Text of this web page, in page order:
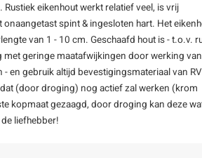
eikenhout werkt relatief veel, is vrij
spint & ingesloten hart. Het
van 1 - 10 cm. Geschaafd hout is - t.o.v.
geringe maatafwijkingen door werking
en gebruik altijd bevestigingsmateriaal van
(door droging) nog actief zal werken (krom
kopmaat gezaagd, door droging kan deze
liefhebber!